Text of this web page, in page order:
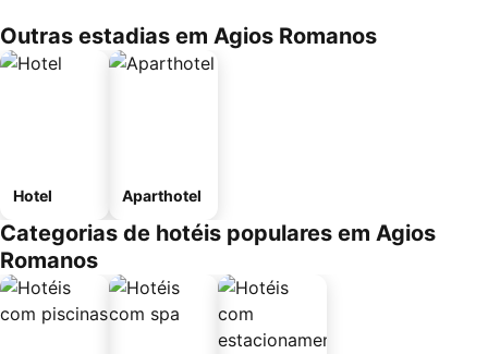
Outras estadias em Agios Romanos
Hotel Aparthotel
Categorias de hotéis populares em Agios
Romanos